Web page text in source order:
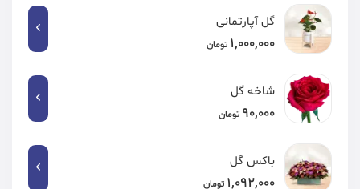
گل آپارتمانی
1,000,000 تومان
شاخه گل
90,000 تومان
باکس گل
1,092,000 تومان